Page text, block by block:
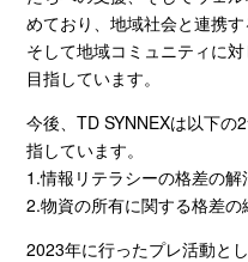
めており、地域社会と連携
そして地域コミュニティに
目指しています。
今後、TD SYNNEXは以下の2
指しています。
1.情報リテラシーの格差の解
2.物資の所有に関する格差の
2023年に行ったプレ活動と